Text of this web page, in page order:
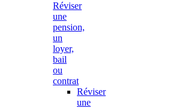
Réviser
une
pension,
un
loyer,
bail
ou
contrat
Réviser
une